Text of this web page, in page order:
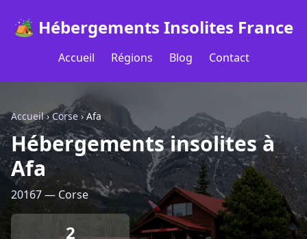
🏕️ Hébergements Insolites France
Accueil Régions Blog Contact
Accueil›Corse ›Afa
Hébergements insolites à
Afa
20167 — Corse
2